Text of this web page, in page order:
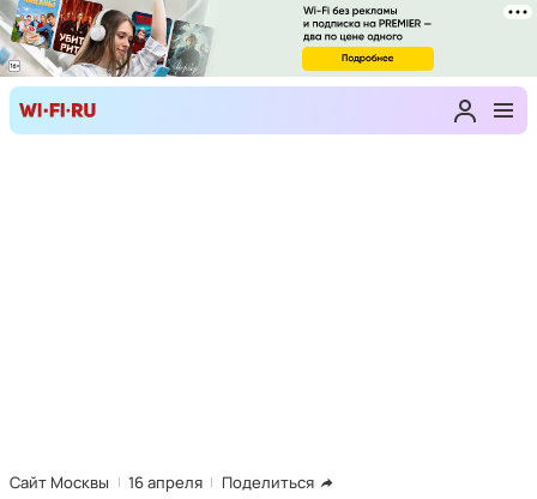
Сайт Москвы 16 апреля Поделиться